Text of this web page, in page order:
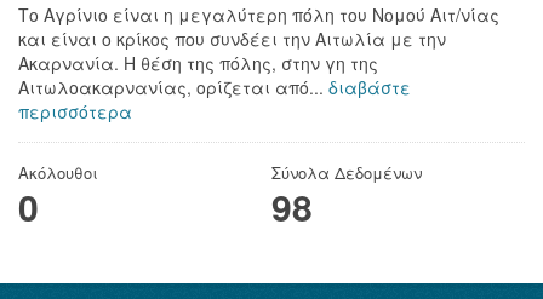
Το Αγρίνιο είναι η μεγαλύτερη πόλη του Νομού Αιτ/νίας
και είναι ο κρίκος που συνδέει την Αιτωλία με την
Ακαρνανία. Η θέση της πόλης, στην γη της
Αιτωλοακαρνανίας, ορίζεται από... διαβάστε
περισσότερα
Ακόλουθοι
0
Σύνολα Δεδομένων
98